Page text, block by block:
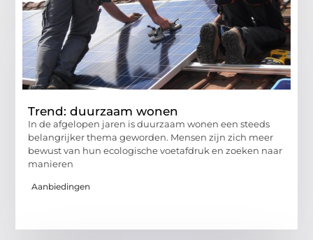
Trend: duurzaam wonen
In de afgelopen jaren is duurzaam wonen een steeds
belangrijker thema geworden. Mensen zijn zich meer
bewust van hun ecologische voetafdruk en zoeken naar
manieren
Aanbiedingen